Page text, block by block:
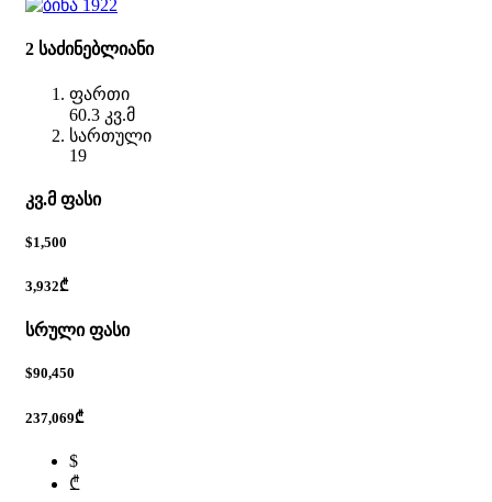
2 საძინებლიანი
ფართი
60.3 კვ.მ
სართული
19
კვ.მ ფასი
$1,500
3,932₾
სრული ფასი
$90,450
237,069₾
$
₾